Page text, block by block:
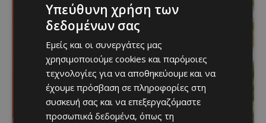
Υπεύθυνη χρήση των
δεδομένων σας
Εμείς και οι συνεργάτες μας
χρησιμοποιούμε cookies και παρόμοιες
τεχνολογίες για να αποθηκεύουμε και να
έχουμε πρόσβαση σε πληροφορίες στη
συσκευή σας και να επεξεργαζόμαστε
προσωπικά δεδομένα, όπως τη